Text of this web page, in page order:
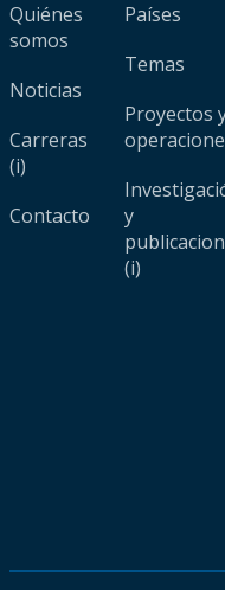
Quiénes
somos
Noticias
Carreras
(i)
Contacto
Países
Temas
Proyectos
y
(i)